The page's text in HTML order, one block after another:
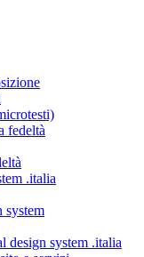
fedeltà
.italia
system
design system .italia